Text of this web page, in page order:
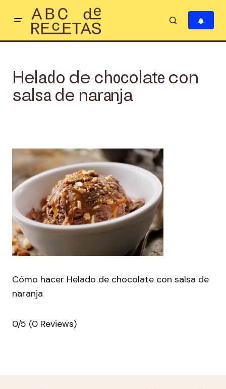
Helado de chocolate con
salsa de naranja
Cómo hacer Helado de chocolate con salsa de
naranja
0/5 (0 Reviews)